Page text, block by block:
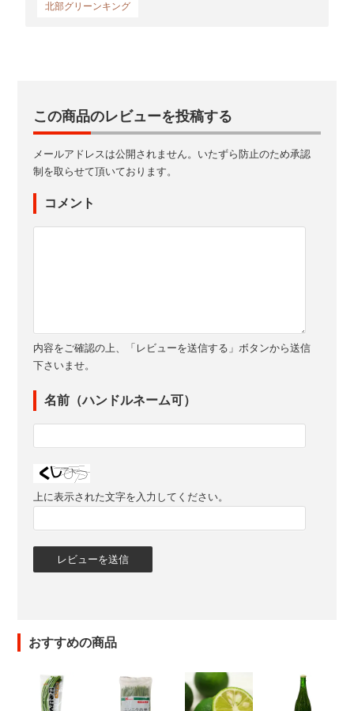
北部グリーンキング
この商品のレビューを投稿する
メールアドレスは公開されません。いたずら防止のため承認
制を取らせて頂いております。
コメント
内容をご確認の上、「レビューを送信する」ボタンから送信
下さいませ。
名前（ハンドルネーム可）
上に表示された文字を入力してください。
おすすめの商品